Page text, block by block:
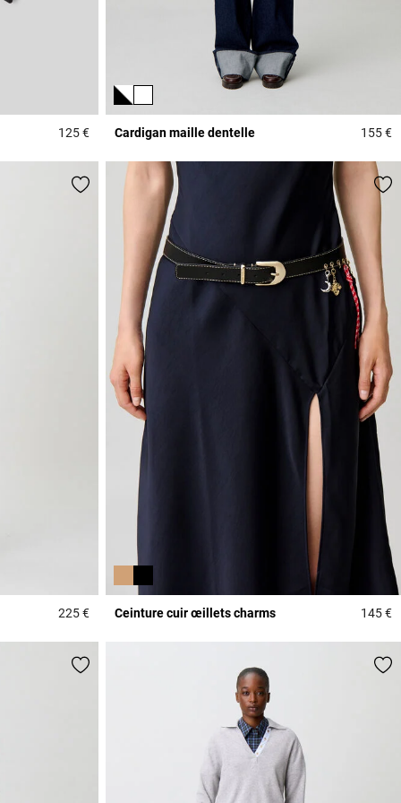
125 €5 out of 5 Customer Rating
Cardigan maille dentelle 155 €
225 €5 out of 5 Customer Rating
Ceinture cuir œillets charms 145 €5